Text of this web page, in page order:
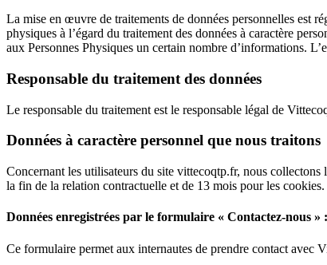
La mise en œuvre de traitements de données personnelles est
physiques à l’égard du traitement des données à caractère
aux Personnes Physiques un certain nombre d’informations.
Responsable du traitement des données
Le responsable du traitement est le responsable légal de
Données à caractère personnel que nous traitons
Concernant les utilisateurs du site vittecoqtp.fr, nous collectons
la fin de la relation contractuelle et de 13 mois pour les cookies.
Données enregistrées par le formulaire « Contactez-nous » :
Ce formulaire permet aux internautes de prendre contact avec